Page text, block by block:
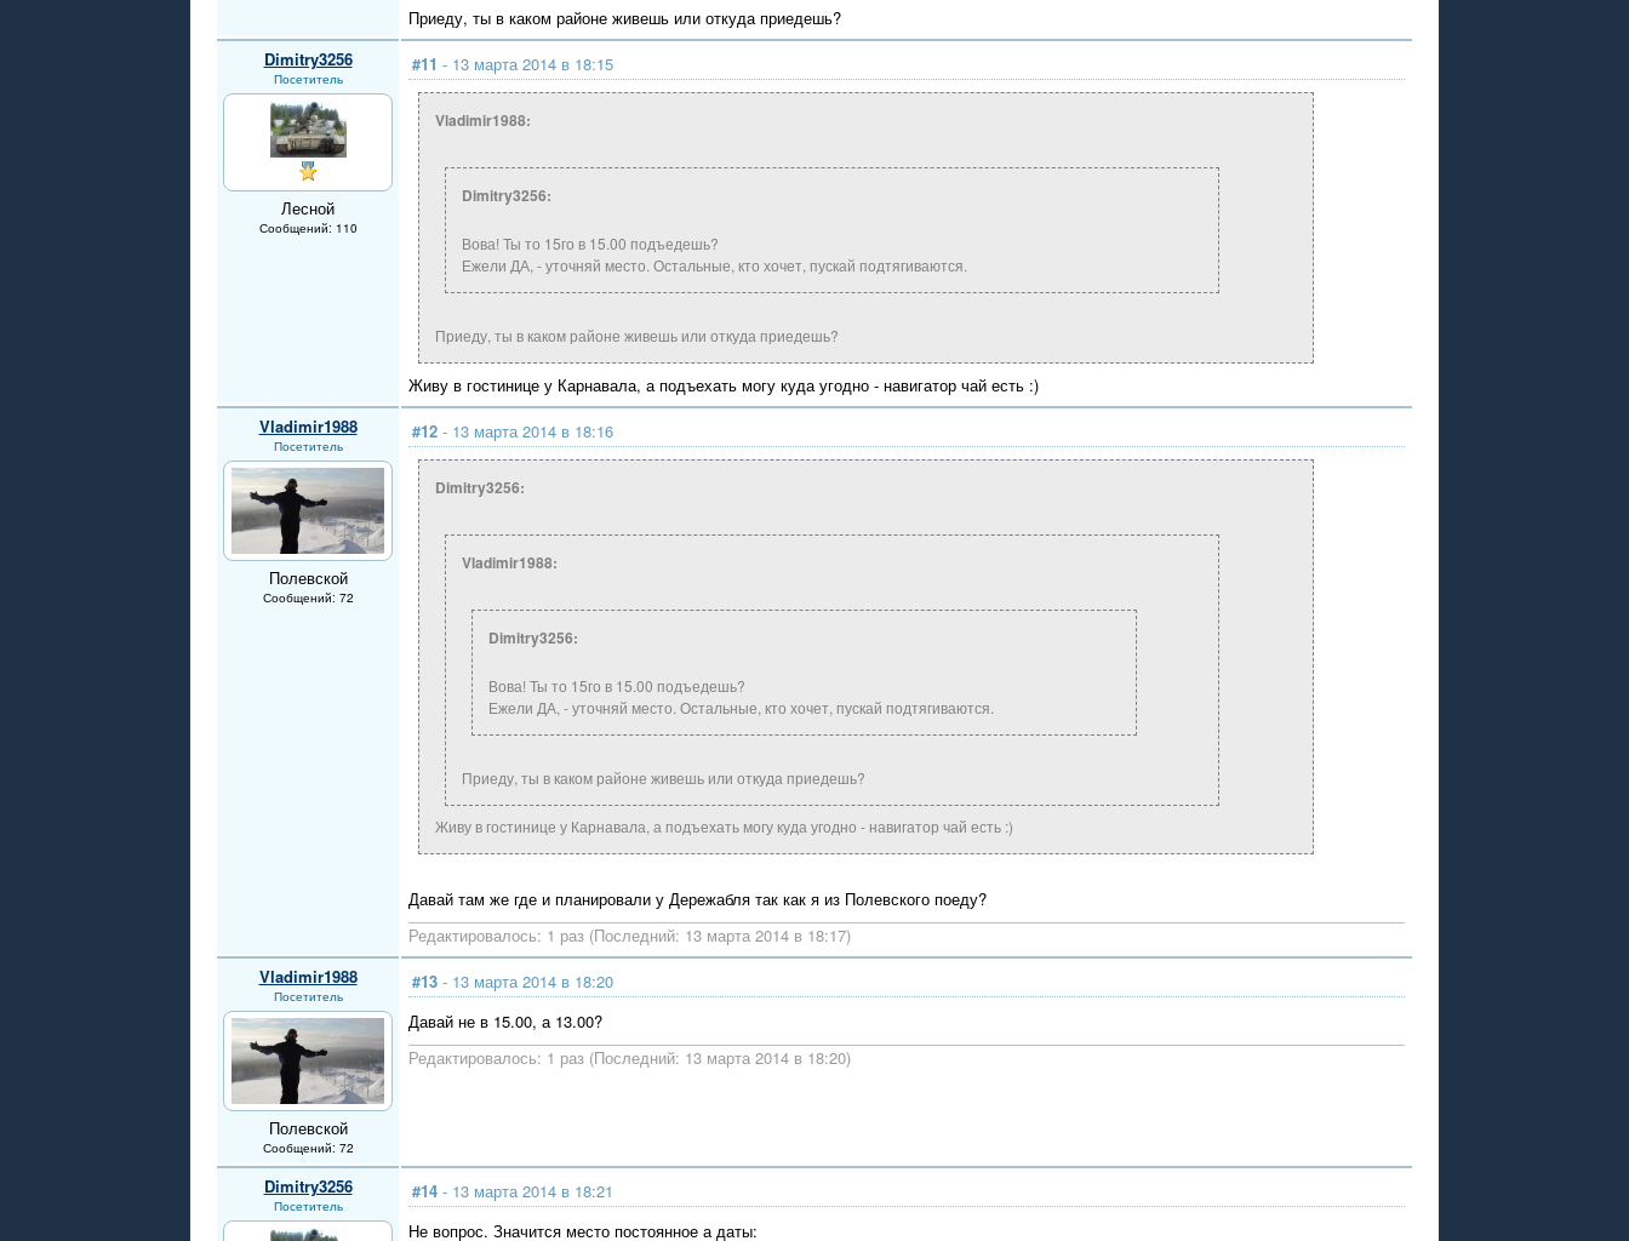
Приеду, ты в каком районе живешь или откуда приедешь?
Dimitry3256
Посетитель
Лесной
Сообщений: 110
#11 - 13 марта 2014 в 18:15
Vladimir1988:
Dimitry3256:
Вова! Ты то 15го в 15.00 подъедешь?
Ежели ДА, - уточняй место. Остальные, кто хочет, пускай подтягиваются.
Приеду, ты в каком районе живешь или откуда приедешь?
Живу в гостинице у Карнавала, а подъехать могу куда угодно - навигатор чай есть :)
Vladimir1988
Посетитель
Полевской
Сообщений: 72
#12 - 13 марта 2014 в 18:16
Dimitry3256:
Vladimir1988:
Dimitry3256:
Вова! Ты то 15го в 15.00 подъедешь?
Ежели ДА, - уточняй место. Остальные, кто хочет, пускай подтягиваются.
Приеду, ты в каком районе живешь или откуда приедешь?
Живу в гостинице у Карнавала, а подъехать могу куда угодно - навигатор чай есть :)
Давай там же где и планировали у Дережабля так как я из Полевского поеду?
Редактировалось: 1 раз (Последний: 13 марта 2014 в 18:17)
Vladimir1988
Посетитель
Полевской
Сообщений: 72
#13 - 13 марта 2014 в 18:20
Давай не в 15.00, а 13.00?
Редактировалось: 1 раз (Последний: 13 марта 2014 в 18:20)
Dimitry3256
Посетитель
#14 - 13 марта 2014 в 18:21
Не вопрос. Значится место постоянное а даты: